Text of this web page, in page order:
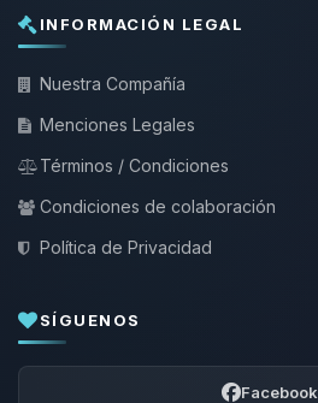
INFORMACIÓN LEGAL
Nuestra Compañía
Menciones Legales
Términos / Condiciones
Condiciones de colaboración
Política de Privacidad
SÍGUENOS
Facebook